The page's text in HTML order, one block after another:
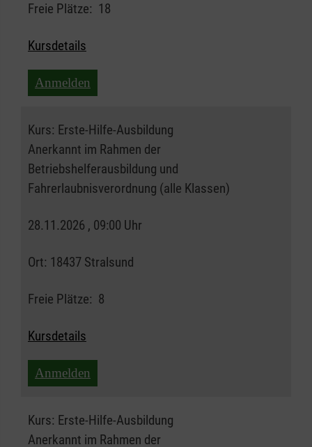
Freie Plätze: 18
Kursdetails
Anmelden
Kurs: Erste-Hilfe-Ausbildung
Anerkannt im Rahmen der
Betriebshelferausbildung und
Fahrerlaubnisverordnung (alle Klassen)
28.11.2026 , 09:00 Uhr
Ort: 18437 Stralsund
Freie Plätze: 8
Kursdetails
Anmelden
Kurs: Erste-Hilfe-Ausbildung
Anerkannt im Rahmen der